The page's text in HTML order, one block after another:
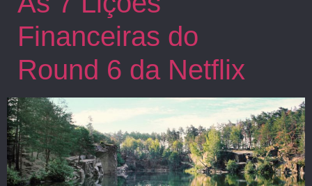
Financeiras do
Round 6 da Netflix